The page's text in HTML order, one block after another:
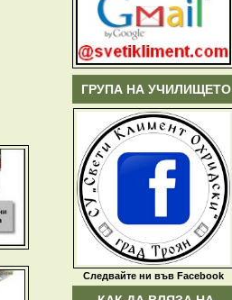
ГРУПА НА УЧИЛИЩЕТО
Следвайте ни във Facebook